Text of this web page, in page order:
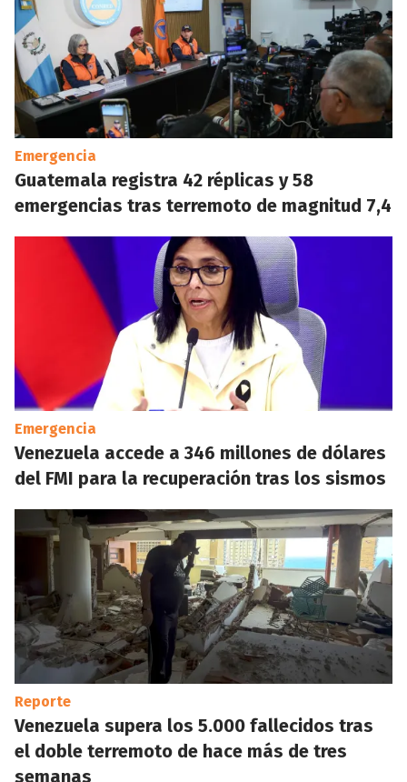
Emergencia
Guatemala registra 42 réplicas y 58
emergencias tras terremoto de magnitud 7,4
Emergencia
Venezuela accede a 346 millones de dólares
del FMI para la recuperación tras los sismos
Reporte
Venezuela supera los 5.000 fallecidos tras
el doble terremoto de hace más de tres
semanas